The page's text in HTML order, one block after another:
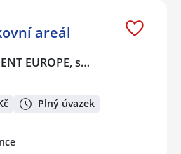
areál
EUROPE, s…
Plný úvazek